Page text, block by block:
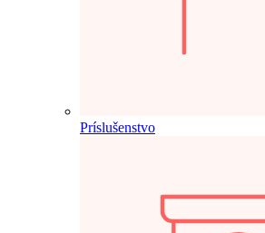
Príslušenstvo